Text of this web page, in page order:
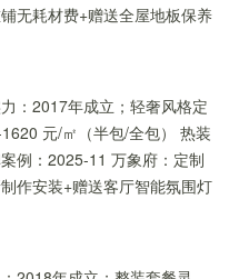
无耗材费+赠送全屋地板保养
2017年成立；轻奢风格定
元/㎡（半包/全包） 热装
例：2025-11 万象府：定制
作安装+赠送客厅智能氛围灯